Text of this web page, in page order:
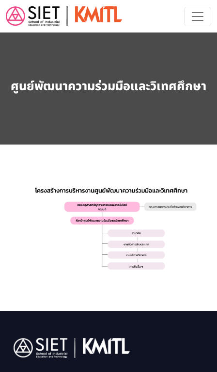
Skip to main content
ศูนย์พัฒนาความร่วมมือและวิเทศศึกษา
Image